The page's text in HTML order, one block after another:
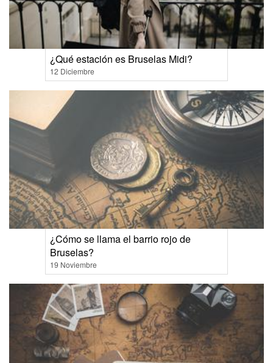
¿Qué estación es Bruselas Midi?
12 Diciembre
¿Cómo se llama el barrio rojo de
Bruselas?
19 Noviembre